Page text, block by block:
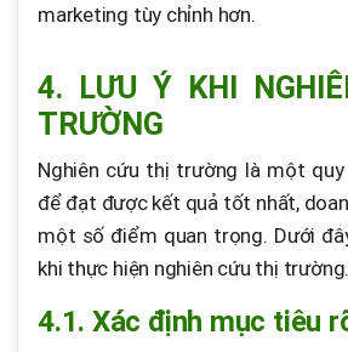
marketing tùy chỉnh hơn.
4. LƯU Ý KHI
TRƯỜNG
Nghiên cứu thị trường là một
để đạt được kết quả tốt nhất,
một số điểm quan trọng. Dưới
khi thực hiện nghiên cứu thị trường.
4.1. Xác định mục tiêu